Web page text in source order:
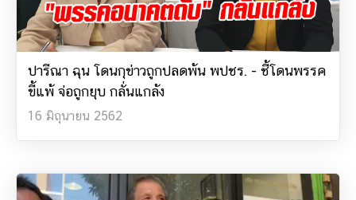
ปารีณา ฉุน โดนกุข่าวถูกปลดพ้น พปชร. - ชี้โดนพรรค
ขี้แพ้ จ่อถูกยุบ กลั่นแกล้ง
16 มิถุนายน 2562